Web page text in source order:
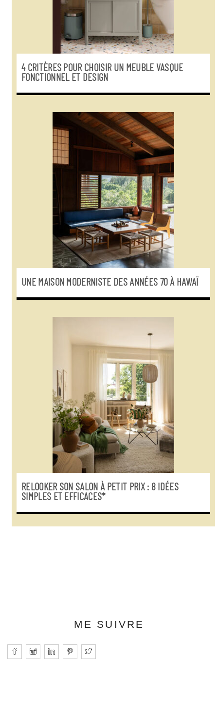
4 CRITÈRES POUR CHOISIR UN MEUBLE VASQUE
FONCTIONNEL ET DESIGN
UNE MAISON MODERNISTE DES ANNÉES 70 À HAWAÏ
RELOOKER SON SALON À PETIT PRIX : 8 IDÉES
SIMPLES ET EFFICACES*
ME SUIVRE